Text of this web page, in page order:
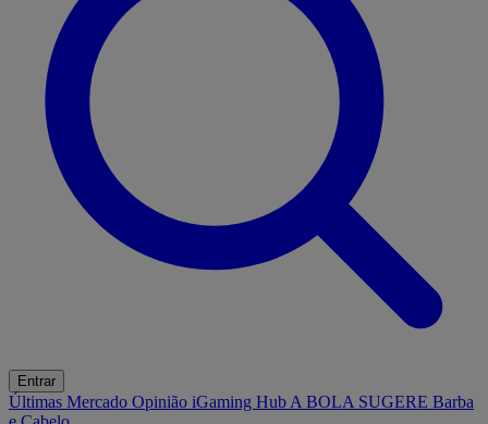
Entrar
Últimas Mercado Opinião iGaming Hub A BOLA SUGERE Barba